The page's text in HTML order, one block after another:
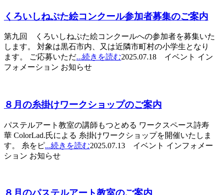
くろいしねぷた絵コンクール参加者募集のご案内
第九回 くろいしねぷた絵コンクールへの参加者を募集いた
します。 対象は黒石市内、又は近隣市町村の小学生となり
ます。 ご応募いただ...続きを読む2025.07.18 イベント イン
フォメーション お知らせ
８月の糸掛けワークショップのご案内
パステルアート教室の講師もつとめる ワークスペース詩寿
華 ColorLad.氏による 糸掛けワークショップを開催いたしま
す。 糸をピ...続きを読む2025.07.13 イベント インフォメー
ション お知らせ